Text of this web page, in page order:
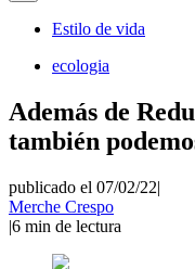
Estilo de vida
ecologia
Además de
también
publicado el 07/02/22|
Merche Crespo
|6 min de lectura